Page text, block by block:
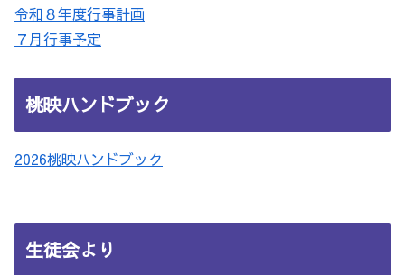
令和８年度行事計画
７月行事予定
桃映ハンドブック
2026桃映ハンドブック
生徒会より